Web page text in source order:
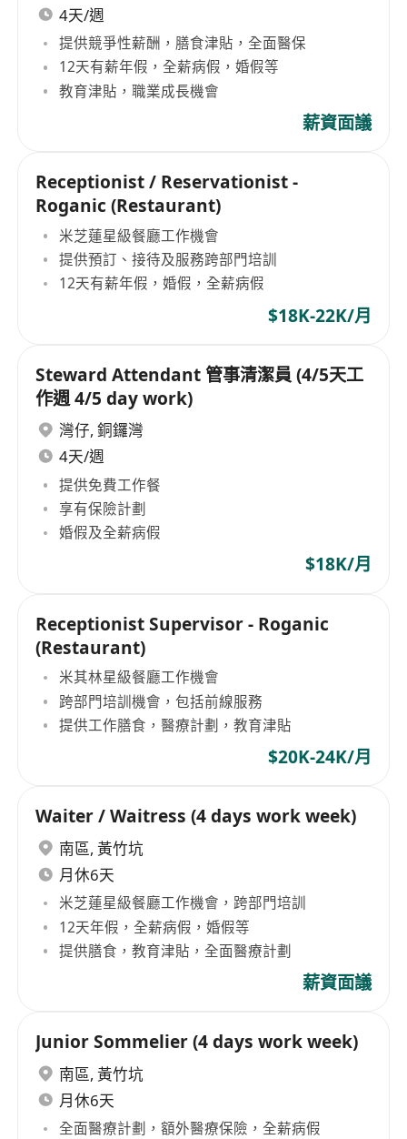
4天/週
提供競爭性薪酬，膳食津貼，全面醫保
12天有薪年假，全薪病假，婚假等
教育津貼，職業成長機會
薪資面議
Receptionist / Reservationist -
Roganic (Restaurant)
米芝蓮星級餐廳工作機會
提供預訂、接待及服務跨部門培訓
12天有薪年假，婚假，全薪病假
$18K-22K/月
Steward Attendant 管事清潔員 (4/5天工
作週 4/5 day work)
灣仔, 銅鑼灣
4天/週
提供免費工作餐
享有保險計劃
婚假及全薪病假
$18K/月
Receptionist Supervisor - Roganic
(Restaurant)
米其林星級餐廳工作機會
跨部門培訓機會，包括前線服務
提供工作膳食，醫療計劃，教育津貼
$20K-24K/月
Waiter / Waitress (4 days work week)
南區, 黃竹坑
月休6天
米芝蓮星級餐廳工作機會，跨部門培訓
12天年假，全薪病假，婚假等
提供膳食，教育津貼，全面醫療計劃
薪資面議
Junior Sommelier (4 days work week)
南區, 黃竹坑
月休6天
全面醫療計劃，額外醫療保險，全薪病假